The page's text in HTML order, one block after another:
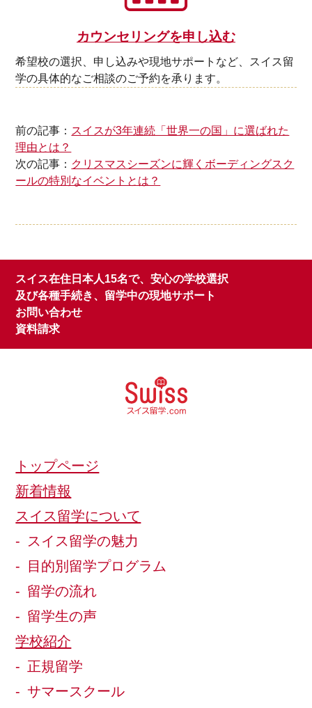
カウンセリングを申し込む
希望校の選択、申し込みや現地サポートなど、スイス留
学の具体的なご相談のご予約を承ります。
前の記事： スイスが3年連続「世界一の国」に選ばれた
理由とは？
次の記事： クリスマスシーズンに輝くボーディングスク
ールの特別なイベントとは？
スイス在住日本人15名で、安心の学校選択
及び各種手続き、留学中の現地サポート
お問い合わせ
資料請求
トップページ
新着情報
スイス留学について
スイス留学の魅力
目的別留学プログラム
留学の流れ
留学生の声
学校紹介
正規留学
サマースクール